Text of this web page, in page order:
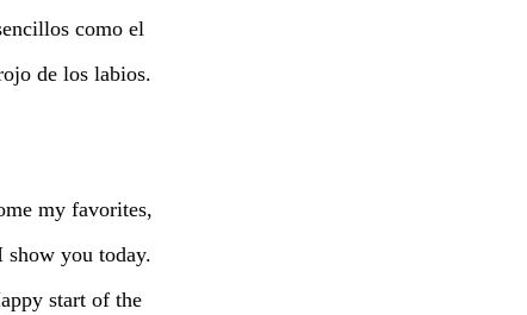
como el
de los labios.
my favorites,
show you today.
start of the